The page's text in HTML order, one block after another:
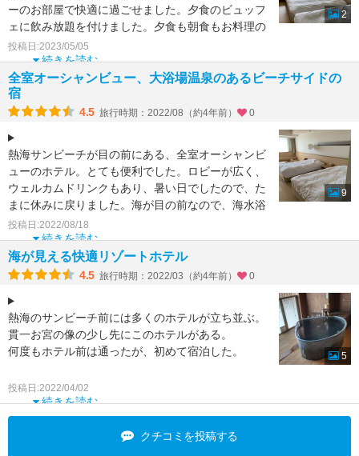
ーのお部屋で快適に過ごせました。夕食のビュッフ
ェに飲み放題を付けました。夕食も朝食もお料理の
種類が多くて満足
続きを読む
投稿日:2023/05/05
2
全室オーシャンビュー、大浴場温泉のあるビーチサイドの
宿
4.5 旅行時期：2022/08（約4年前） 0
熱海サンビーチが目の前にある、全室オーシャンビ
ューのホテル。とても便利でした。ロビーが広く、
ウェルカムドリンクもあり、暑い日でしたので、た
まに休みに戻りました。海が目の前なので、海水浴
をする家族には最
続きを読む
投稿日:2022/08/18
9
海が見える快適リゾートホテル
4.5 旅行時期：2022/03（約4年前） 0
熱海のサンビーチ前には多くのホテルが立ち並ぶ。
貫一お宮の像の少し先にこのホテルがある。
何度もホテル前は通ったが、初めて宿泊した。
大浴場や貸し切り露天風呂は海を臨みながら、ゆっ
くり入れる続きを読む
投稿日:2022/04/02
5
クチコミを投稿する